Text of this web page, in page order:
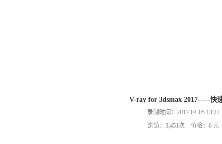
V-ray for 3dsmax 2017-----快
录制时间：2017-04-05 13:27
浏览：3,451次 价格：6 元